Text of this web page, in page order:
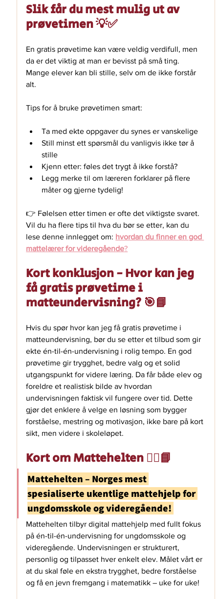
Slik får du mest mulig ut av
prøvetimen 💡✅
En gratis prøvetime kan være veldig verdifull, men
da er det viktig at man er bevisst på små ting.
Mange elever kan bli stille, selv om de ikke forstår
alt.
Tips for å bruke prøvetimen smart:
Ta med ekte oppgaver du synes er vanskelige
Still minst ett spørsmål du vanligvis ikke tør å
stille
Kjenn etter: føles det trygt å ikke forstå?
Legg merke til om læreren forklarer på flere
måter og gjerne tydelig!
👉 Følelsen etter timen er ofte det viktigste svaret.
Vil du ha flere tips til hva du bør se etter, kan du
lese denne innlegget om: hvordan du finner en god
mattelærer for videregående?
Kort konklusjon - Hvor kan jeg
få gratis prøvetime i
matteundervisning? 🎯📘
Hvis du spør hvor kan jeg få gratis prøvetime i
matteundervisning, bør du se etter et tilbud som gir
ekte én-til-én-undervisning i rolig tempo. En god
prøvetime gir trygghet, bedre valg og et solid
utgangspunkt for videre læring. Da får både elev og
foreldre et realistisk bilde av hvordan
undervisningen faktisk vil fungere over tid. Dette
gjør det enklere å velge en løsning som bygger
forståelse, mestring og motivasjon, ikke bare på kort
sikt, men videre i skoleløpet.
Kort om Mattehelten 🦸‍♂️📘
Mattehelten – Norges mest
spesialiserte ukentlige mattehjelp for
ungdomsskole og videregående!
Mattehelten tilbyr digital mattehjelp med fullt fokus
på én-til-én-undervisning for ungdomsskole og
videregående. Undervisningen er strukturert,
personlig og tilpasset hver enkelt elev. Målet vårt er
at du skal føle en ekstra trygghet, bedre forståelse
og få en jevn fremgang i matematikk – uke for uke!